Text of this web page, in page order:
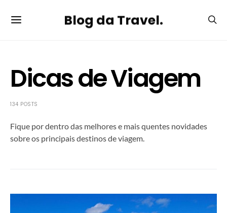
Blog da Travel.
Dicas de Viagem
134 POSTS
Fique por dentro das melhores e mais quentes novidades
sobre os principais destinos de viagem.